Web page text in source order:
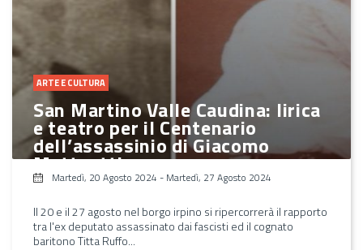
ARTE E CULTURA
San Martino Valle Caudina: lirica
e teatro per il Centenario
dell’assassinio di Giacomo
Matteotti
Martedì, 20 Agosto 2024 - Martedì, 27 Agosto 2024
Il 20 e il 27 agosto nel borgo irpino si ripercorrerà il rapporto
tra l'ex deputato assassinato dai fascisti ed il cognato
baritono Titta Ruffo...